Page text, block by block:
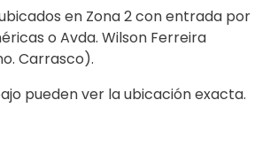
en Zona 2 con entrada por
o Avda. Wilson Ferreira
Carrasco).
pueden ver la ubicación exacta.